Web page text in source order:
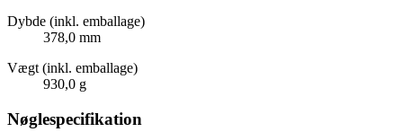
Dybde (inkl. emballage)
378,0 mm
Vægt (inkl. emballage)
930,0 g
Nøglespecifikation